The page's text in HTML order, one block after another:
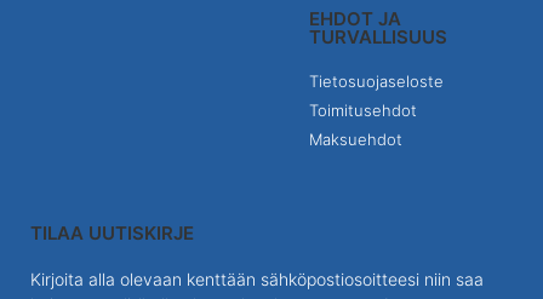
EHDOT JA
TURVALLISUUS
Tietosuojaseloste
Toimitusehdot
Maksuehdot
TILAA UUTISKIRJE
Kirjoita alla olevaan kenttään sähköpostiosoitteesi niin saa